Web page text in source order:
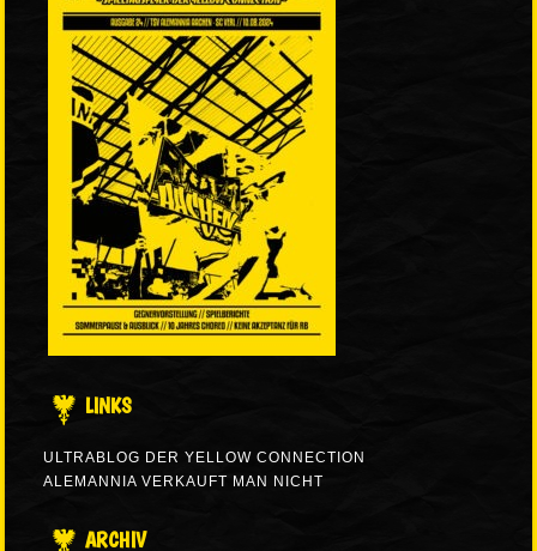
LINKS
ULTRABLOG DER YELLOW CONNECTION
ALEMANNIA VERKAUFT MAN NICHT
ARCHIV